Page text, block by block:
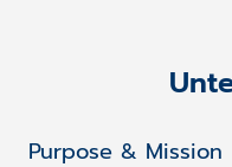
Purpose & Mission